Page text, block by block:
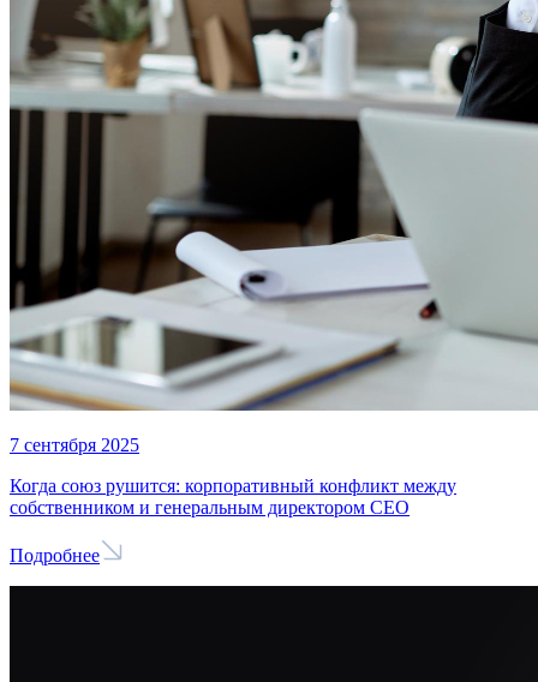
7 сентября 2025
Когда союз рушится: корпоративный конфликт между
собственником и генеральным директором CEO
Подробнее